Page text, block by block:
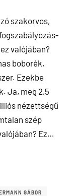
szakorvos,
valójában?
boborék,
Ezekbe
Ja, meg 2,5
nézettségű
szép
Ez…
GÁBOR